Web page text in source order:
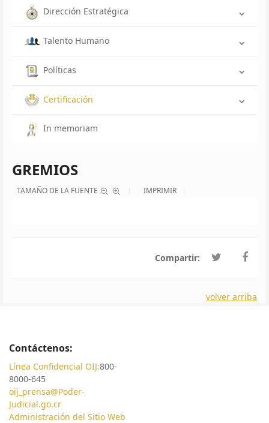
Dirección Estratégica
Talento Humano
Políticas
Certificación
In memoriam
GREMIOS
TAMAÑO DE LA FUENTE IMPRIMIR
Compartir:
volver arriba
Contáctenos:
Línea Confidencial OIJ:800-
8000-645
oij_prensa@Poder-
Judicial.go.cr
Administración del Sitio Web